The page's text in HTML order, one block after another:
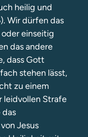
heilig und
Wir dürfen das
einseitig
das andere
dass Gott
stehen lässt,
zu einem
leidvollen Strafe
das
Jesus